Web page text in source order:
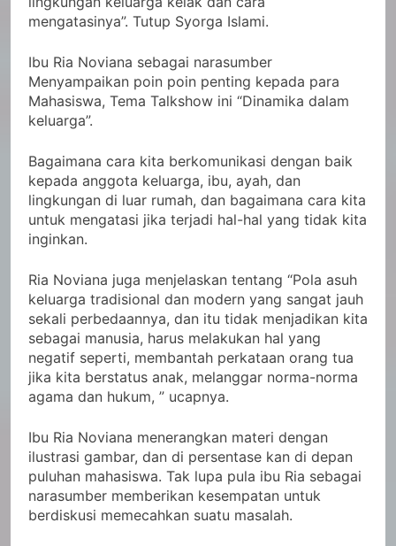
mengatasinya”. Tutup Syorga Islami.
Ibu Ria Noviana sebagai narasumber
Menyampaikan poin poin penting kepada para
Mahasiswa, Tema Talkshow ini “Dinamika dalam
keluarga”.
Bagaimana cara kita berkomunikasi dengan baik
kepada anggota keluarga, ibu, ayah, dan
lingkungan di luar rumah, dan bagaimana cara kita
untuk mengatasi jika terjadi hal-hal yang tidak kita
inginkan.
Ria Noviana juga menjelaskan tentang “Pola asuh
keluarga tradisional dan modern yang sangat jauh
sekali perbedaannya, dan itu tidak menjadikan kita
sebagai manusia, harus melakukan hal yang
negatif seperti, membantah perkataan orang tua
jika kita berstatus anak, melanggar norma-norma
agama dan hukum, ” ucapnya.
Ibu Ria Noviana menerangkan materi dengan
ilustrasi gambar, dan di persentase kan di depan
puluhan mahasiswa. Tak lupa pula ibu Ria sebagai
narasumber memberikan kesempatan untuk
berdiskusi memecahkan suatu masalah.